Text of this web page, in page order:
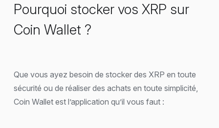
Pourquoi stocker vos XRP sur
Coin Wallet ?
Que vous ayez besoin de stocker des XRP en toute
sécurité ou de réaliser des achats en toute simplicité,
Coin Wallet est l’application qu’il vous faut :